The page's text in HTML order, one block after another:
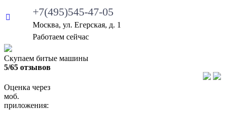
+7(495)545-47-05
Москва, ул. Егерская, д. 1
Работаем сейчас
Скупаем битые машины
5/65 отзывов
Оценка через
моб.
приложения: